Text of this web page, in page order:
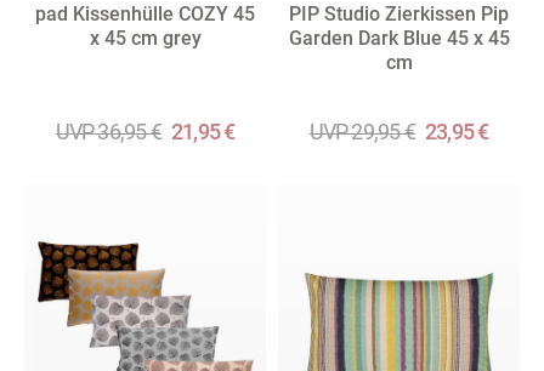
pad Kissenhülle COZY 45
x 45 cm grey
UVP 36,95 € 21,95 €
PIP Studio Zierkissen Pip
Garden Dark Blue 45 x 45
cm
UVP 29,95 € 23,95 €